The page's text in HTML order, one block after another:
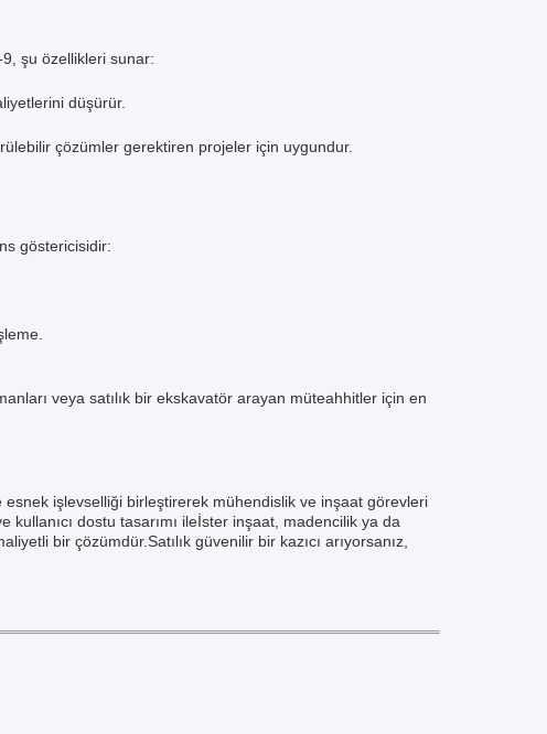
şu özellikleri sunar:
düşürür.
çözümler gerektiren projeler için uygundur.
göstericisidir:
veya satılık bir ekskavatör arayan müteahhitler için en
işlevselliği birleştirerek mühendislik ve inşaat görevleri
dostu tasarımı ileİster inşaat, madencilik ya da
bir çözümdür.Satılık güvenilir bir kazıcı arıyorsanız,